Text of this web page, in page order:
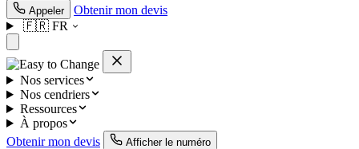
Appeler
Obtenir mon devis
🇫🇷 FR
Nos services
Nos cendriers
Ressources
À propos
Obtenir mon devis
Afficher le numéro